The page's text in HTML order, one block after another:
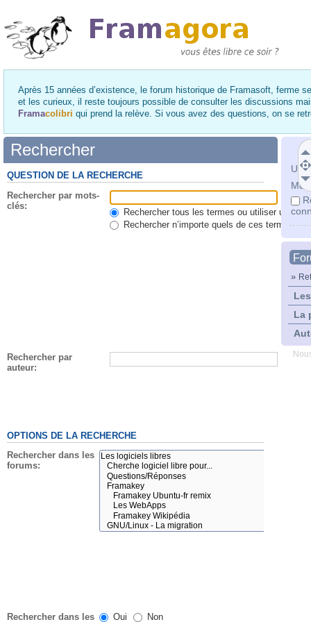
Après 15 années d’existence, le forum historique de Framasoft, ferme
et les curieux, il reste toujours possible de consulter les discussions
Framacolibri qui prend la relève. Si vous avez des questions, on se
Mot
»
La
Rechercher
QUESTION DE LA RECHERCHE
Rechercher par mots-
clés:
Rechercher tous les termes ou utiliser une
Rechercher n’importe quels de ces termes
Rechercher par
auteur:
OPTIONS DE LA RECHERCHE
Rechercher dans les
forums:
Rechercher dans les Oui Non